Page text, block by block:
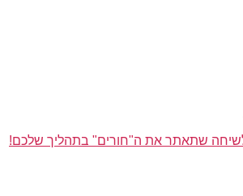
לשיחה שתאתר את ה"חורים" בתהליך שלכם!